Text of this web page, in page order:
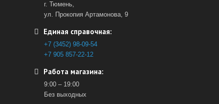
г. Тюмень,
ул. Прокопия Артамонова, 9
Единая справочная:
+7 (3452) 98-09-54
+7 905 857-22-12
Работа магазина:
9:00 – 19:00
Без выходных